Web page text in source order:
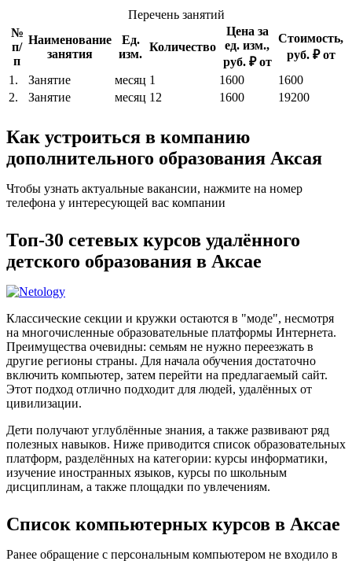
Перечень занятий
№
п/
п
Наименование
занятия
Ед.
изм.
Количество
Цена за
ед. изм.,
руб. ₽ от
Стоимость,
руб. ₽ от
1.
Занятие месяц 1 1600
1600
2.
Занятие месяц 12 1600 19200
Как устроиться в компанию
дополнительного образования Аксая
Чтобы узнать актуальные вакансии, нажмите на номер
телефона у интересующей вас компании
Топ-30 сетевых курсов удалённого
детского образования в Аксае
Классические секции и кружки остаются в "моде", несмотря
на многочисленные образовательные платформы Интернета.
Преимущества очевидны: семьям не нужно переезжать в
другие регионы страны. Для начала обучения достаточно
включить компьютер, затем перейти на предлагаемый сайт.
Этот подход отлично подходит для людей, удалённых от
цивилизации.
Дети получают углублённые знания, а также развивают ряд
полезных навыков. Ниже приводится список образовательных
платформ, разделённых на категории: курсы информатики,
изучение иностранных языков, курсы по школьным
дисциплинам, а также площадки по увлечениям.
Список компьютерных курсов в Аксае
Ранее обращение с персональным компьютером не входило в